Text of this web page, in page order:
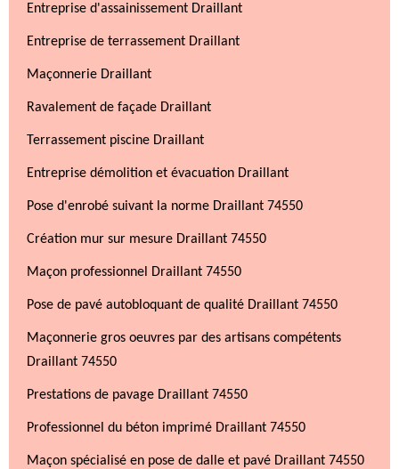
Entreprise d'assainissement Draillant
Entreprise de terrassement Draillant
Maçonnerie Draillant
Ravalement de façade Draillant
Terrassement piscine Draillant
Entreprise démolition et évacuation Draillant
Pose d'enrobé suivant la norme Draillant 74550
Création mur sur mesure Draillant 74550
Maçon professionnel Draillant 74550
Pose de pavé autobloquant de qualité Draillant 74550
Maçonnerie gros oeuvres par des artisans compétents
Draillant 74550
Prestations de pavage Draillant 74550
Professionnel du béton imprimé Draillant 74550
Maçon spécialisé en pose de dalle et pavé Draillant 74550